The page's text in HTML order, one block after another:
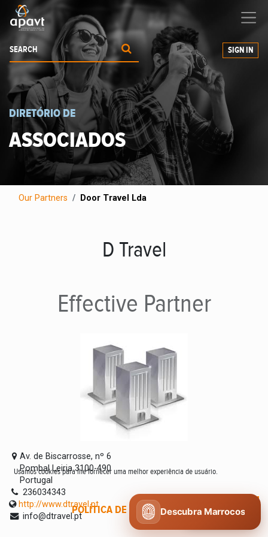
grow your business
SIGN IN
DIRETÓRIO DE
ASSOCIADOS
Our Partners Door Travel Lda
D Travel
Effective Partner
Av. de Biscarrosse, nº 6
Pombal Leiria 3100-490
Portugal
236034343
http://www.dtravel.pt
info@dtravel.pt
Usamos cookies para lhe fornecer uma melhor experiência de usuário.
POLÍTICA DE COOKIES CONCORDO
Descubra Marrocos